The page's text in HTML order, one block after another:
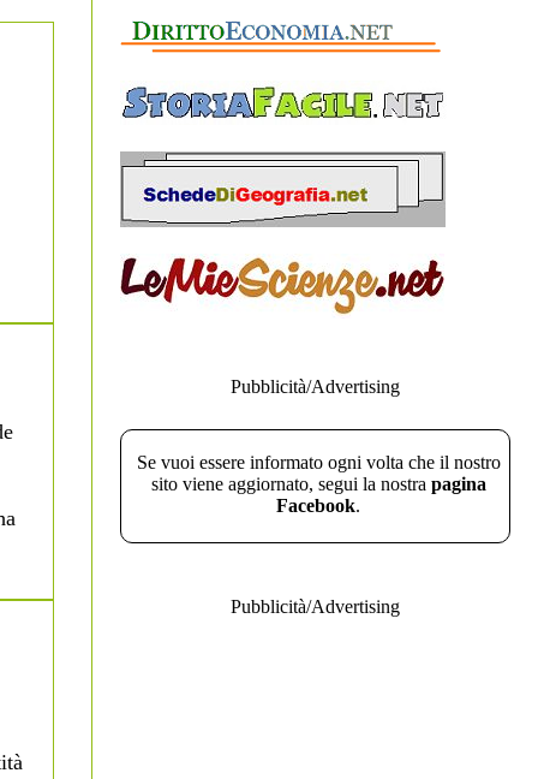
Pubblicità/Advertising
Se vuoi essere informato ogni volta che il nostro
sito viene aggiornato, segui la nostra pagina
Facebook.
Pubblicità/Advertising